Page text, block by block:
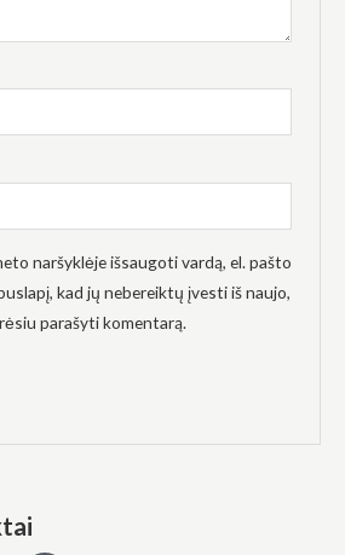
naršyklėje išsaugoti vardą, el. pašto
kad jų nebereiktų įvesti iš naujo,
parašyti komentarą.